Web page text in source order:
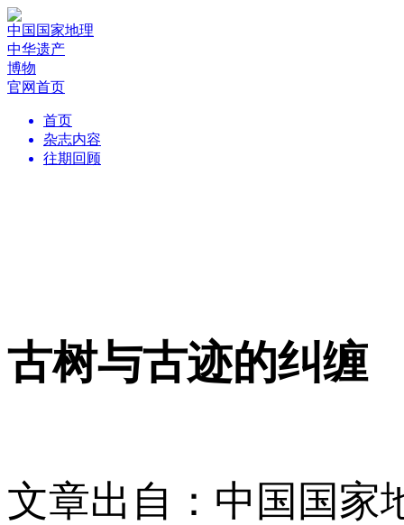
中国国家地理
中华遗产
博物
官网首页
首页
杂志内容
往期回顾
古树与古迹的纠缠
文章出自：中国国家